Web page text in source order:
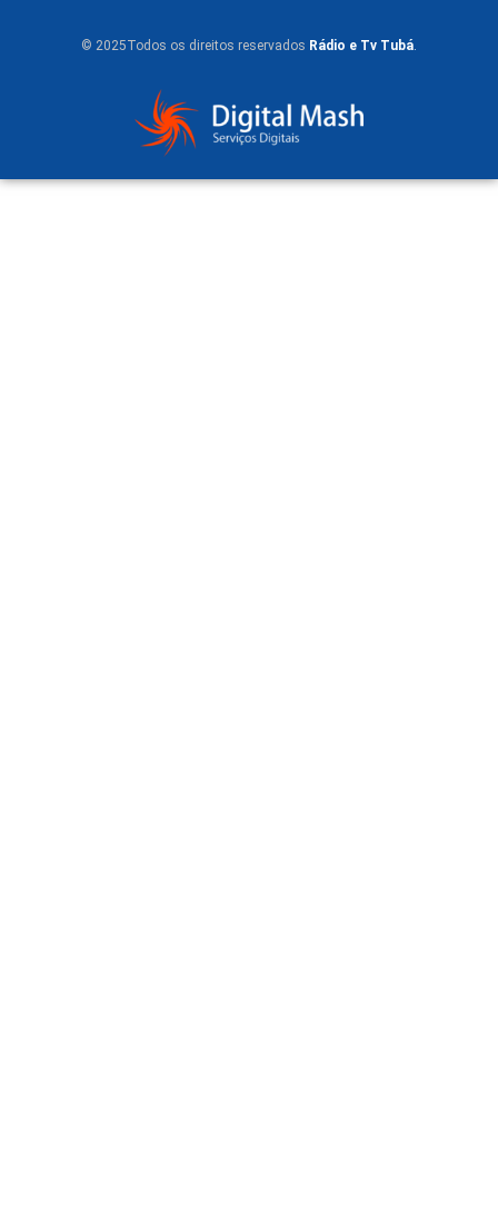
© 2025Todos os direitos reservados Rádio e Tv Tubá.